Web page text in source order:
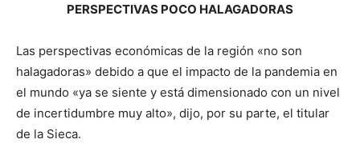
PERSPECTIVAS POCO HALAGADORAS
Las perspectivas económicas de la región «no son
halagadoras» debido a que el impacto de la pandemia en
el mundo «ya se siente y está dimensionado con un nivel
de incertidumbre muy alto», dijo, por su parte, el titular
de la Sieca.